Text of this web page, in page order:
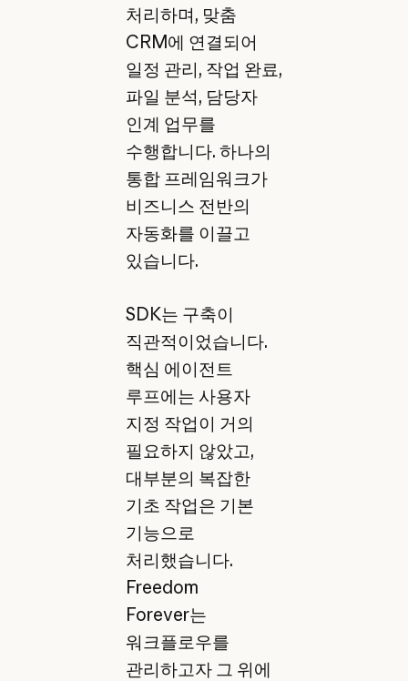
처리하며, 맞춤
CRM에 연결되어
일정 관리, 작업 완료,
파일 분석, 담당자
인계 업무를
수행합니다. 하나의
통합 프레임워크가
비즈니스 전반의
자동화를 이끌고
있습니다.
SDK는 구축이
직관적이었습니다.
핵심 에이전트
루프에는 사용자
지정 작업이 거의
필요하지 않았고,
대부분의 복잡한
기초 작업은 기본
기능으로
처리했습니다.
Freedom
Forever는
워크플로우를
관리하고자 그 위에